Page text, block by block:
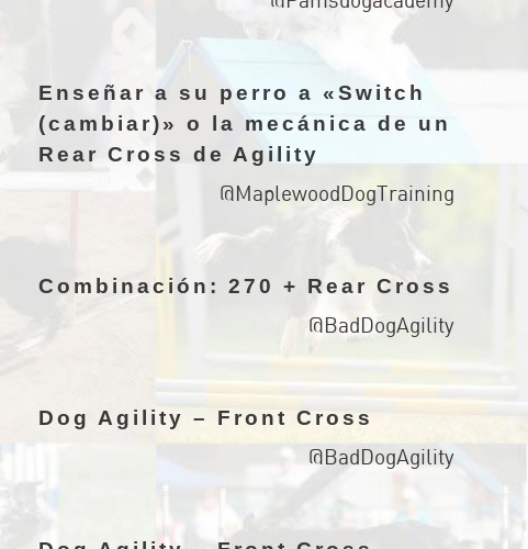
Enseñar a su perro a «Switch
(cambiar)» o la mecánica de un
Rear Cross de Agility
@MaplewoodDogTraining
Combinación: 270 + Rear Cross
@BadDogAgility
Dog Agility – Front Cross
@BadDogAgility